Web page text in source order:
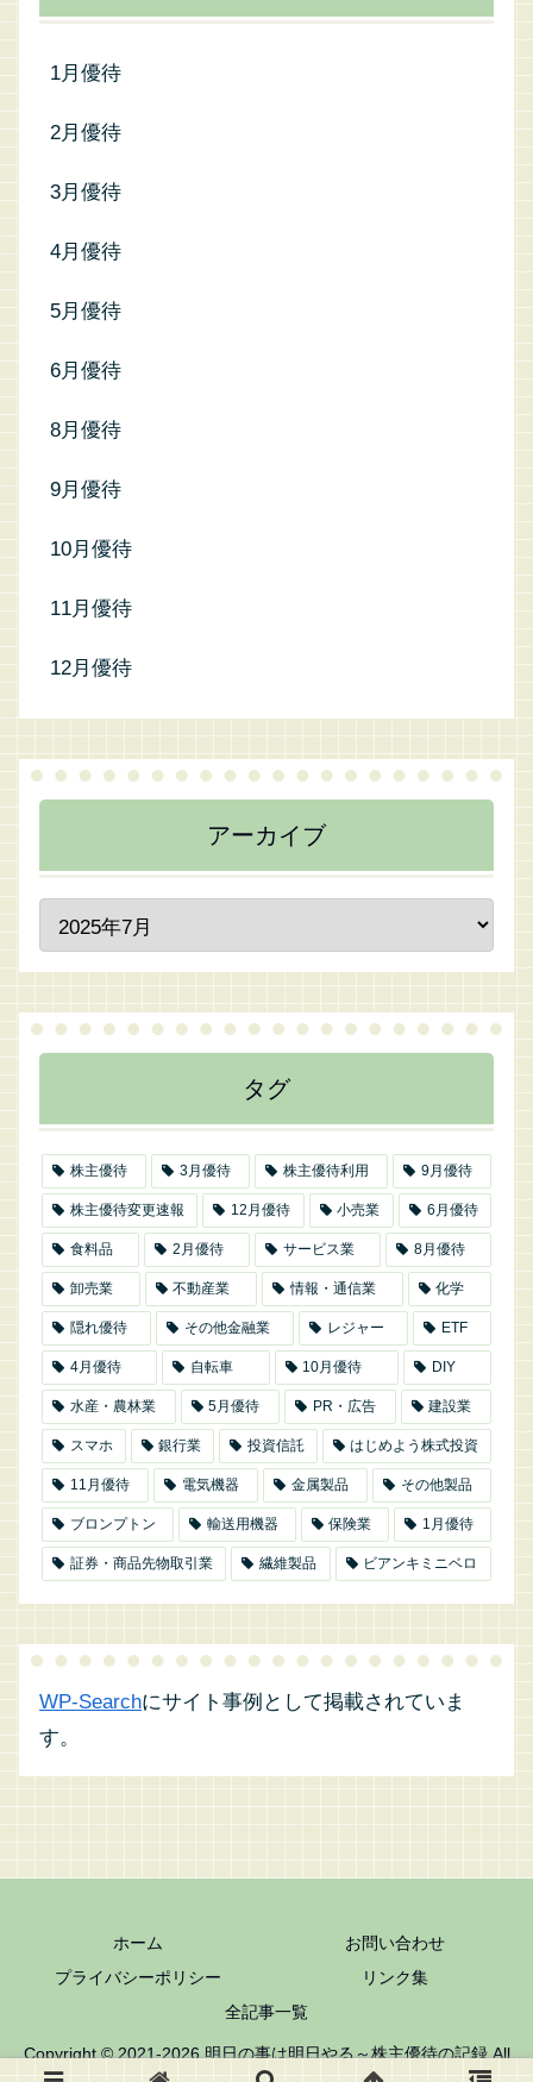
1月優待
2月優待
3月優待
4月優待
5月優待
6月優待
8月優待
9月優待
10月優待
11月優待
12月優待
アーカイブ
タグ
株主優待 3月優待 株主優待利用 9月優待
株主優待変更速報 12月優待 小売業 6月優待
食料品 2月優待 サービス業 8月優待
卸売業 不動産業 情報・通信業 化学
隠れ優待 その他金融業 レジャー ETF
4月優待 自転車 10月優待 DIY
水産・農林業 5月優待 PR・広告 建設業
スマホ 銀行業 投資信託 はじめよう株式投資
11月優待 電気機器 金属製品 その他製品
ブロンプトン 輸送用機器 保険業 1月優待
証券・商品先物取引業 繊維製品 ビアンキミニベロ
WP-Searchにサイト事例として掲載されていま
す。
ホーム
お問い合わせ
プライバシーポリシー
リンク集
全記事一覧
Copyright © 2021-2026 明日の事は明日やる～株主優待の記録 All